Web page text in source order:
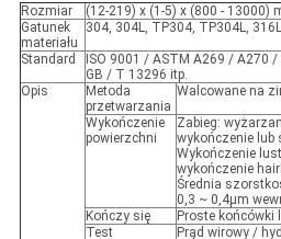
Rozmiar
(12-219) x (1-5) x (800 - 13000)
Gatunek
materiału
304, 304L, TP304, TP304L,
Standard
ISO 9001 / ASTM A269 / A270
GB / T 13296 itp.
Opis
Metoda
przetwarzania
Walcowane na
Wykończenie
powierzchni
Zabieg:
wykończenie lub
Wykończenie
wykończenie
Średnia
0,3 ~ 0,4μm
Kończy się
Proste
Test
Prąd wirowy /